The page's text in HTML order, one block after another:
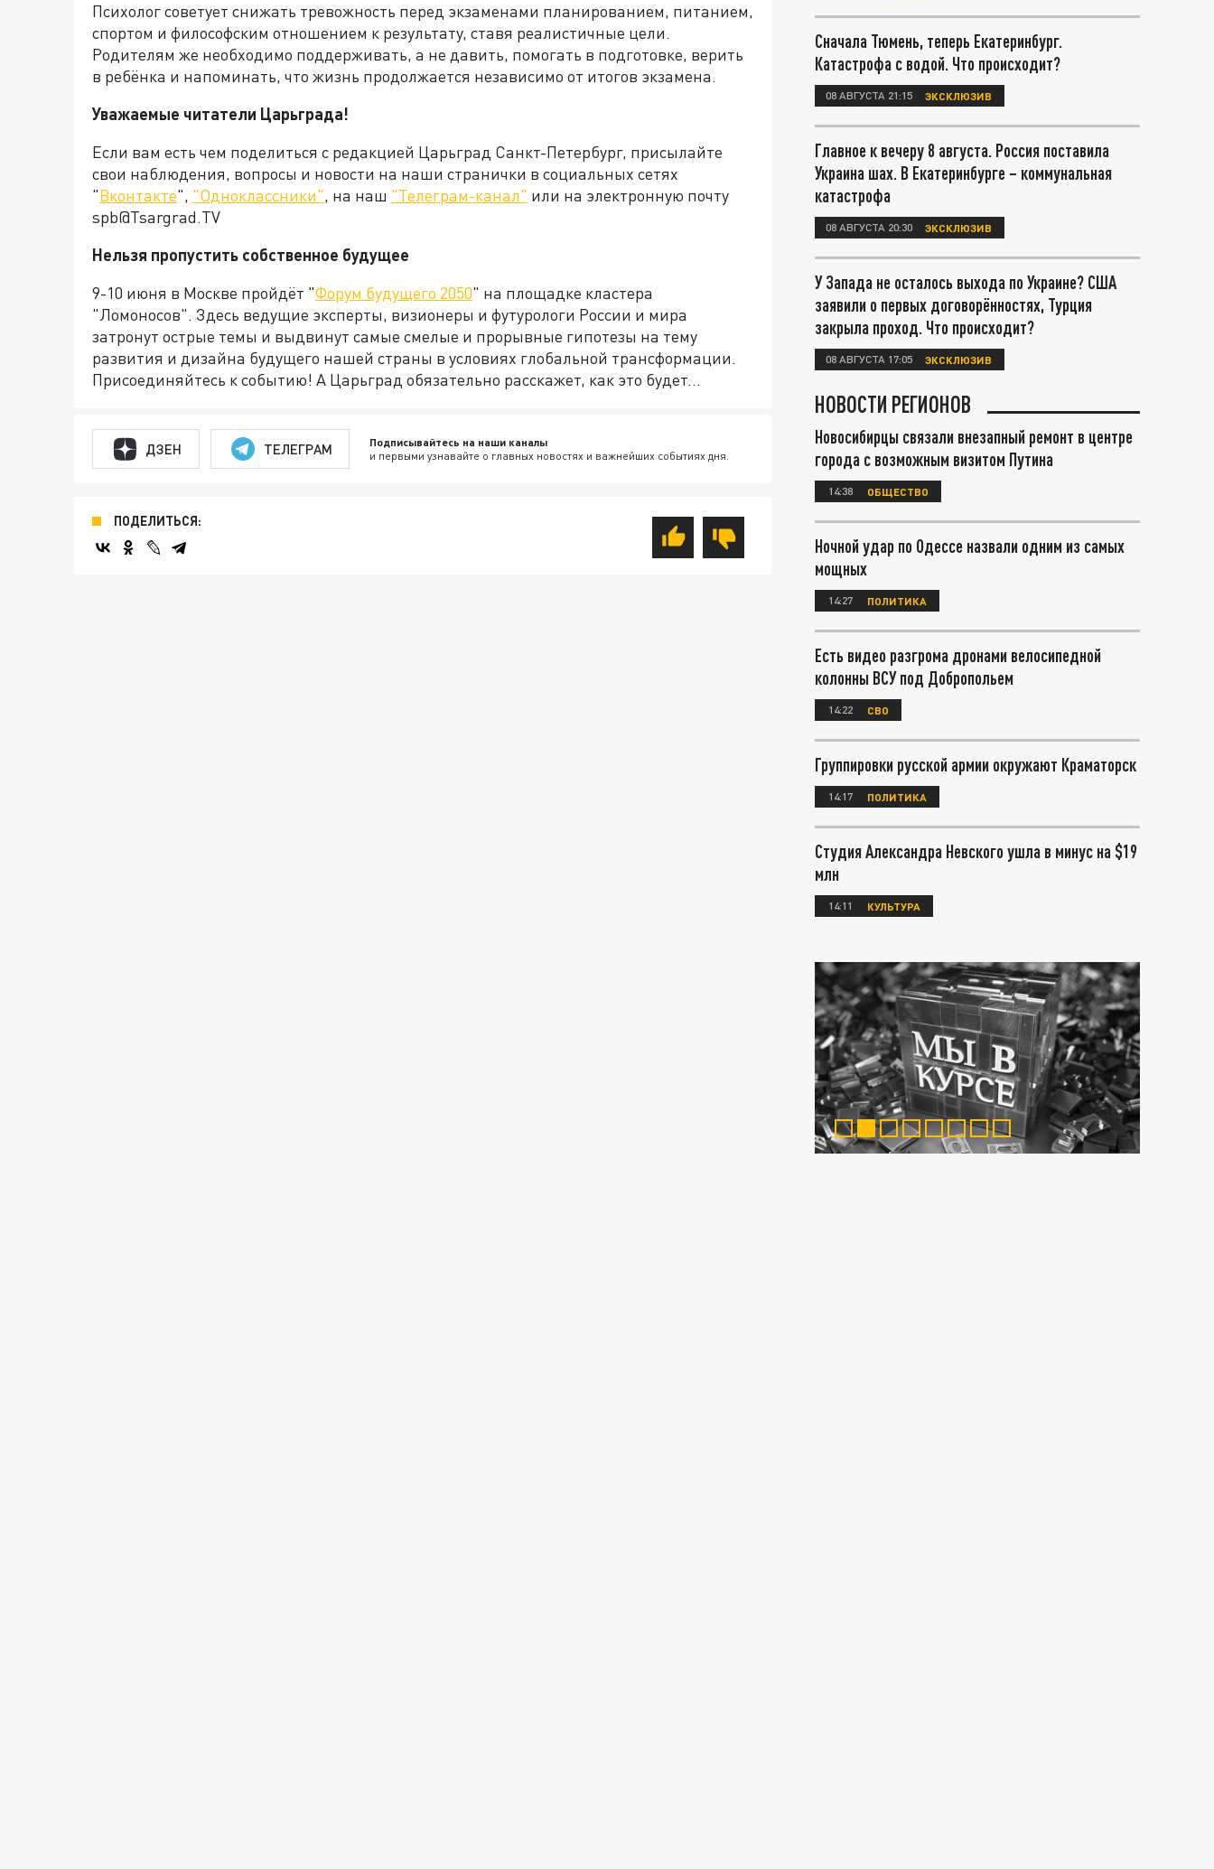
Психолог советует снижать тревожность перед экзаменами планированием, питанием,
спортом и философским отношением к результату, ставя реалистичные цели.
Родителям же необходимо поддерживать, а не давить, помогать в подготовке, верить
в ребёнка и напоминать, что жизнь продолжается независимо от итогов экзамена.
Уважаемые читатели Царьграда!
Если вам есть чем поделиться с редакцией Царьград Санкт-Петербург, присылайте
свои наблюдения, вопросы и новости на наши странички в социальных сетях
"Вконтакте", "Одноклассники", на наш "Телеграм-канал" или на электронную почту
spb@Tsargrad.TV
Нельзя пропустить собственное будущее
9-10 июня в Москве пройдёт "Форум будущего 2050" на площадке кластера
"Ломоносов". Здесь ведущие эксперты, визионеры и футурологи России и мира
затронут острые темы и выдвинут самые смелые и прорывные гипотезы на тему
развития и дизайна будущего нашей страны в условиях глобальной трансформации.
Присоединяйтесь к событию! А Царьград обязательно расскажет, как это будет...
ДЗЕН ТЕЛЕГРАМ Подписывайтесь на наши каналы
и первыми узнавайте о главных новостях и важнейших событиях дня.
ПОДЕЛИТЬСЯ:
Сначала Тюмень, теперь Екатеринбург.
Катастрофа с водой. Что происходит?
08 АВГУСТА 21:15 ЭКСКЛЮЗИВ
Главное к вечеру 8 августа. Россия поставила
Украина шах. В Екатеринбурге – коммунальная
катастрофа
08 АВГУСТА 20:30 ЭКСКЛЮЗИВ
У Запада не осталось выхода по Украине? США
заявили о первых договорённостях, Турция
закрыла проход. Что происходит?
08 АВГУСТА 17:05 ЭКСКЛЮЗИВ
НОВОСТИ РЕГИОНОВ
Новосибирцы связали внезапный ремонт в центре
города с возможным визитом Путина
14:38 ОБЩЕСТВО
Ночной удар по Одессе назвали одним из самых
мощных
14:27 ПОЛИТИКА
Есть видео разгрома дронами велосипедной
колонны ВСУ под Добропольем
14:22 СВО
Группировки русской армии окружают Краматорск
14:17 ПОЛИТИКА
Студия Александра Невского ушла в минус на $19
млн
14:11 КУЛЬТУРА